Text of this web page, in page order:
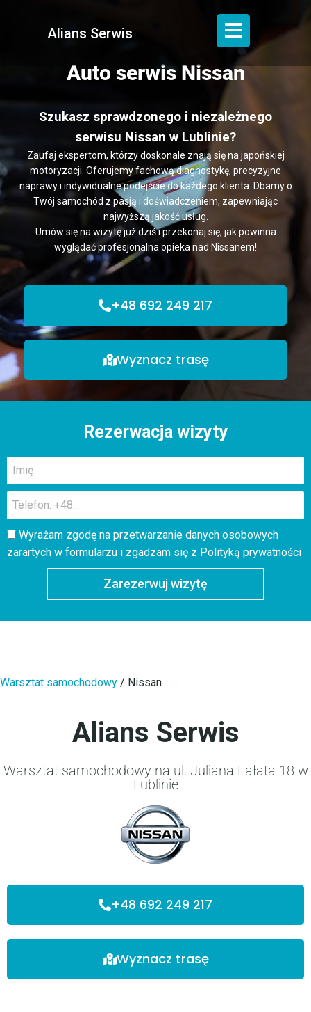
Alians Serwis
Auto serwis Nissan
Szukasz sprawdzonego i niezależnego
serwisu Nissan w Lublinie?
Zaufaj ekspertom, którzy doskonale znają się na japońskiej
motoryzacji. Oferujemy fachową diagnostykę, precyzyjne
naprawy i indywidualne podejście do każdego klienta. Dbamy o
Twój samochód z pasją i doświadczeniem, zapewniając
najwyższą jakość usług.
Umów się na wizytę już dziś i przekonaj się, jak powinna
wyglądać profesjonalna opieka nad Nissanem!
+48 692 249 217
Wyznacz trasę
Warsztat samochodowy / Nissan
Alians Serwis
Warsztat samochodowy na ul. Juliana Fałata 18 w
Lublinie
+48 692 249 217
Wyznacz trasę
Rezerwacja wizyty
Wyrażam zgodę na przetwarzanie danych osobowych
zarartych w formularzu i zgadzam się z Polityką prywatności
Zarezerwuj wizytę